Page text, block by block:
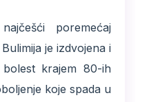
poremećaj
je izdvojena i
krajem 80-ih
koje spada u